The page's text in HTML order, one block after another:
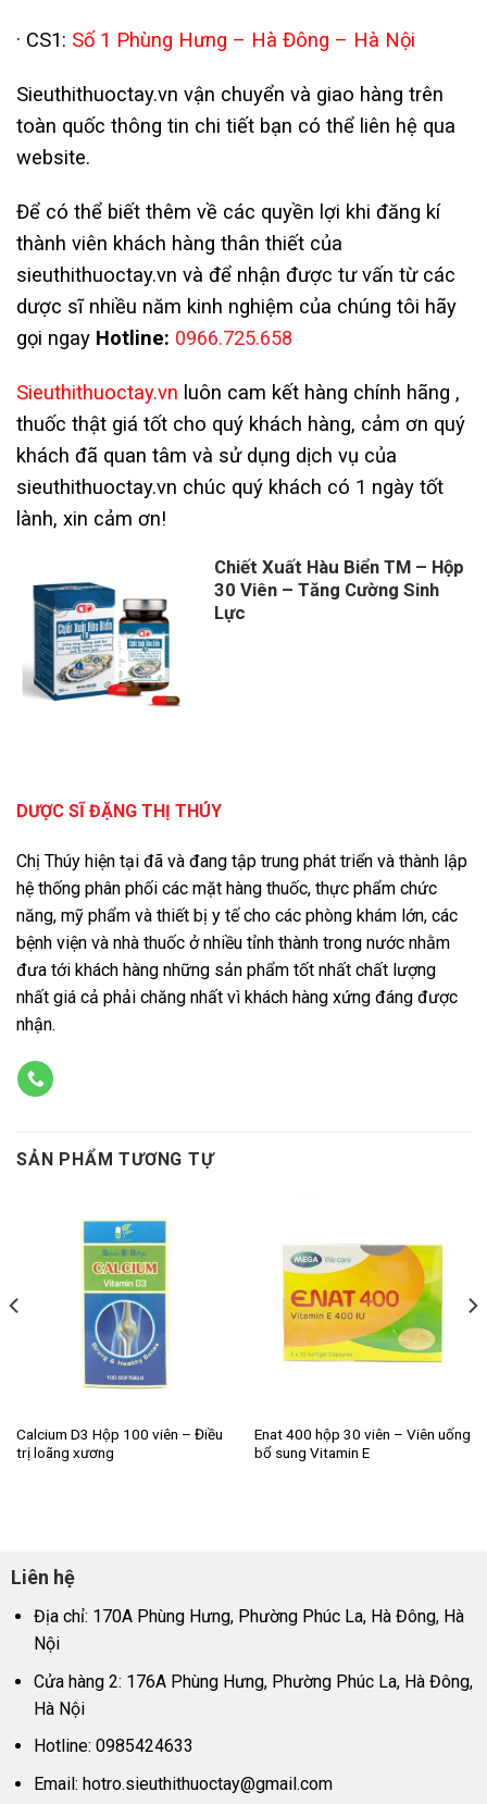
· CS1: Số 1 Phùng Hưng – Hà Đông – Hà Nội
Sieuthithuoctay.vn vận chuyển và giao hàng trên
toàn quốc thông tin chi tiết bạn có thể liên hệ qua
website.
Để có thể biết thêm về các quyền lợi khi đăng kí
thành viên khách hàng thân thiết của
sieuthithuoctay.vn và để nhận được tư vấn từ các
dược sĩ nhiều năm kinh nghiệm của chúng tôi hãy
gọi ngay Hotline: 0966.725.658
Sieuthithuoctay.vn luôn cam kết hàng chính hãng ,
thuốc thật giá tốt cho quý khách hàng, cảm ơn quý
khách đã quan tâm và sử dụng dịch vụ của
sieuthithuoctay.vn chúc quý khách có 1 ngày tốt
lành, xin cảm ơn!
Chiết Xuất Hàu Biển TM – Hộp
30 Viên – Tăng Cường Sinh
Lực
DƯỢC SĨ ĐẶNG THỊ THÚY
Chị Thúy hiện tại đã và đang tập trung phát triển và thành lập
hệ thống phân phối các mặt hàng thuốc, thực phẩm chức
năng, mỹ phẩm và thiết bị y tế cho các phòng khám lớn, các
bệnh viện và nhà thuốc ở nhiều tỉnh thành trong nước nhằm
đưa tới khách hàng những sản phẩm tốt nhất chất lượng
nhất giá cả phải chăng nhất vì khách hàng xứng đáng được
nhận.
SẢN PHẨM TƯƠNG TỰ
Calcium D3 Hộp 100 viên – Điều
trị loãng xương
Enat 400 hộp 30 viên – Viên uống
bổ sung Vitamin E
Liên hệ
Địa chỉ: 170A Phùng Hưng, Phường Phúc La, Hà Đông, Hà
Nội
Cửa hàng 2: 176A Phùng Hưng, Phường Phúc La, Hà Đông,
Hà Nội
Hotline: 0985424633
Email: hotro.sieuthithuoctay@gmail.com